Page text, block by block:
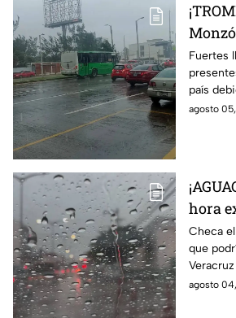
onda
Fuertes
país
agosto
hora
lluvias
Checa
que
agosto
agosto